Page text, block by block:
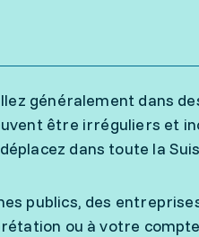
généralement dans
être irréguliers et
dans toute la
publics, des
ou à votre